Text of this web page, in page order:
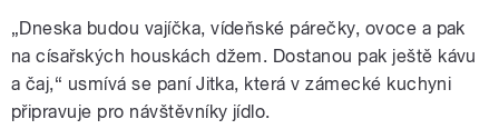
„Dneska budou vajíčka, vídeňské párečky, ovoce a pak
na císařských houskách džem. Dostanou pak ještě kávu
a čaj,“ usmívá se paní Jitka, která v zámecké kuchyni
připravuje pro návštěvníky jídlo.